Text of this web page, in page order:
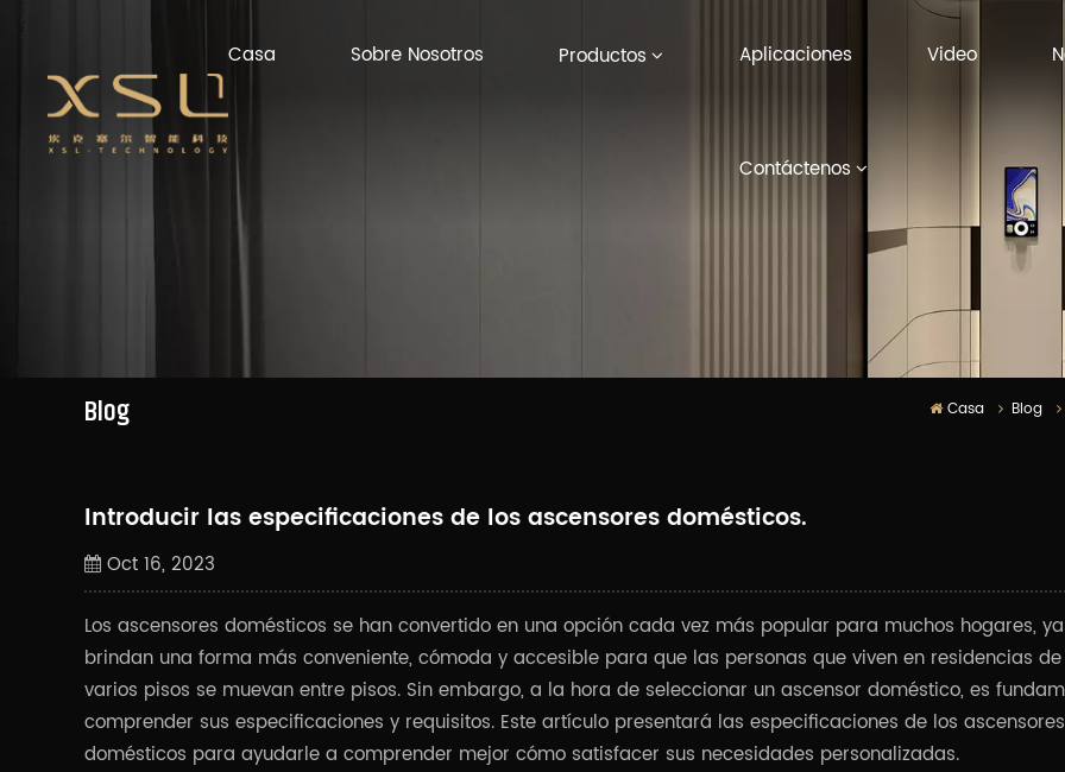
Casa Sobre Nosotros Productos Aplicaciones Video
Contáctenos
Blog Casa Blog
Introducir las especificaciones de los ascensores domésticos.
Oct 16, 2023
Los ascensores domésticos se han convertido en una opción cada vez más popular para muchos hogares,
brindan una forma más conveniente, cómoda y accesible para que las personas que viven en residencias de
varios pisos se muevan entre pisos. Sin embargo, a la hora de seleccionar un ascensor doméstico, es
comprender sus especificaciones y requisitos. Este artículo presentará las especificaciones de los ascensores
domésticos para ayudarle a comprender mejor cómo satisfacer sus necesidades personalizadas.